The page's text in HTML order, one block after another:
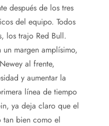
después de los tres
del equipo. Todos
los trajo Red Bull.
margen amplísimo,
al frente,
y aumentar la
línea de tiempo
ya deja claro que el
tan bien como el